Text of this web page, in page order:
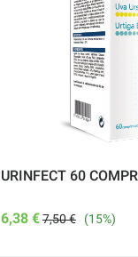
URINFECT 60
6,38 €7,50 € (15%)